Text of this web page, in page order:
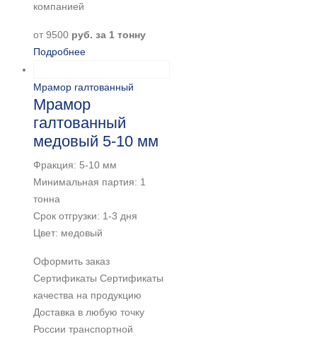
компанией
от 9500 руб. за 1 тонну
Подробнее
Мрамор галтованный
Мрамор
галтованный
медовый 5-10 мм
Фракция: 5-10 мм
Минимальная партия: 1
тонна
Срок отгрузки: 1-3 дня
Цвет: медовый
Оформить заказ
Сертификаты Сертификаты
качества на продукцию
Доставка в любую точку
России транспортной